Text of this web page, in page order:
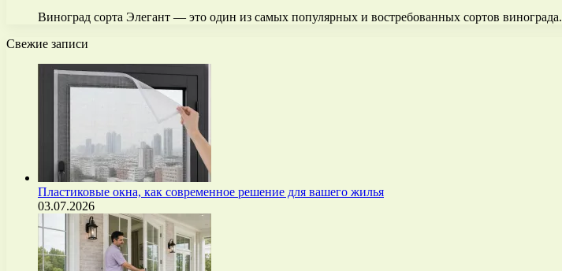
Виноград сорта Элегант — это один из самых популярных и востребованных сортов
Свежие записи
Пластиковые окна, как современное решение для вашего жилья
03.07.2026